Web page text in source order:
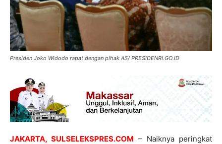
Presiden Joko Widodo rapat dengan pihak AS/ PRESIDENRI.GO.ID
JAKARTA, SULSELEKSPRES.COM – Naiknya peringkat